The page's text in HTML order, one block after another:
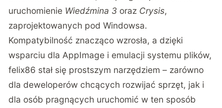
uruchomienie Wiedźmina 3 oraz Crysis,
zaprojektowanych pod Windowsa.
Kompatybilność znacząco wzrosła, a dzięki
wsparciu dla AppImage i emulacji systemu plików,
felix86 stał się prostszym narzędziem – zarówno
dla deweloperów chcących rozwijać sprzęt, jak i
dla osób pragnących uruchomić w ten sposób